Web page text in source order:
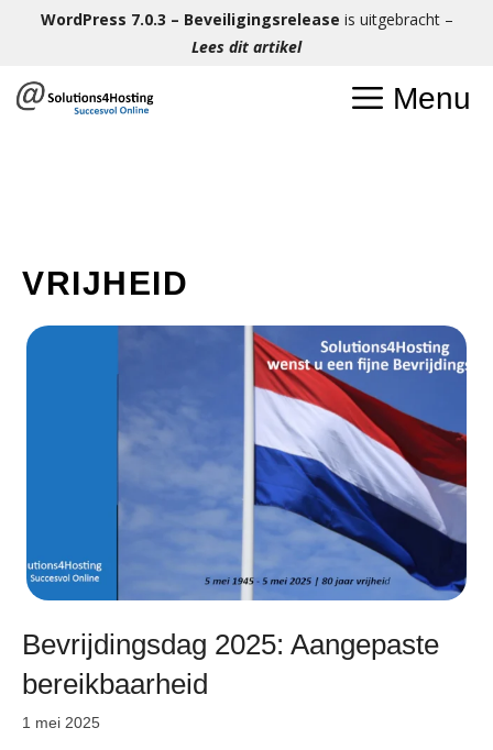
inhoud
WordPress 7.0.3 – Beveiligingsrelease is uitgebracht –
Lees dit artikel
Menu
VRIJHEID
Bevrijdingsdag 2025: Aangepaste
bereikbaarheid
1 mei 2025